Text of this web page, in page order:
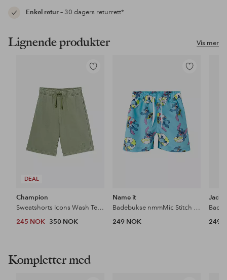
Enkel retur– 30 dagers returrett*
Vis mer
Lignende produkter
DEAL
Legg
Champion
Sweatshorts Icons Wash Terry Bermuda
245 NOK 350 NOK
Legg
Name it
Badebukse nmmMic Stitch Long Swimshorts Wdi
249 NOK
Jack
249
Kompletter med